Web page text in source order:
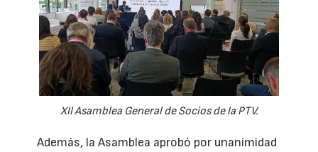
XII Asamblea General de Socios de la PTV.
Además, la Asamblea aprobó por unanimidad